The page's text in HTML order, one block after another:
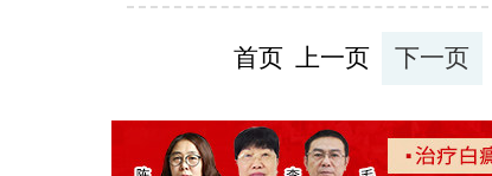
首页 上一页 下一页